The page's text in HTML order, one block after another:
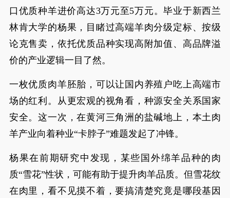
口优质种羊进价高达3万元至5万元。毕业于新西兰
林肯大学的杨果，目睹过高端羊肉分级定标、按级
论克售卖，依托优质品种实现高附加值、高品牌溢
价的产业逻辑一目了然。
一枚优质肉羊胚胎，可以让国内养殖户吃上高端市
场的红利。从更宏观的视角看，种源安全关系国家
安全。这一次，在黄河三角洲的盐碱地上，本土肉
羊产业向着种业“卡脖子”难题发起了冲锋。
杨果在前期研究中发现，某些国外绵羊品种的肉
质“雪花”性状，可能有助于提升肉羊品质。但雪花纹
在肉里，看不见摸不着，要搞清楚究竟是哪段基因